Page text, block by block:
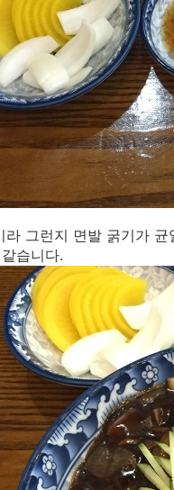
라 그런지 면발 굵기가
습니다.